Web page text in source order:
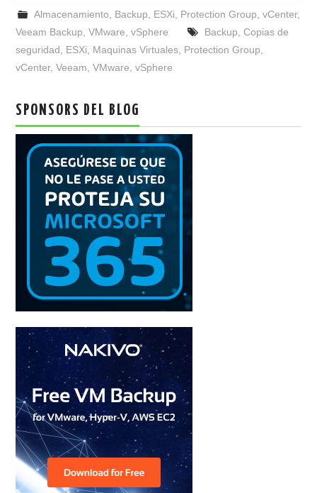
Almacenamiento Backup ESXi Protection Group vCenter,
Veeam Backup ,VMware ,vSphere Backup Copias de
seguridad
ESXi Maquinas Virtuales Protection Group
vCenter,Veeam ,VMware ,vSphere
SPONSORS DEL BLOG